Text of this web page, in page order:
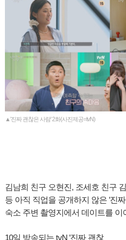
▲'진짜 괜찮은 사람' 2화(사진제공=tvN)
김남희 친구 오현진, 조세호 친구
등 아직 직업을 공개하지 않은 '진
숙소 주변 촬영지에서 데이트를 이
10일 방송되는 tvN '진짜 괜찮